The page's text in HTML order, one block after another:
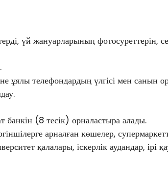
үй жануарларының фотосуреттерін,
ұялы телефондардың үлгісі мен санын
банкін (8 тесік) орналастыра алады.
арналған көшелер,
қалалары, іскерлік аудандар, ірі